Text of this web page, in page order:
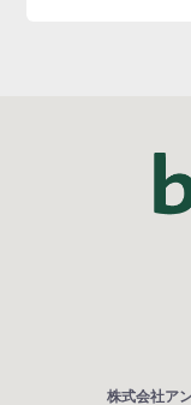
株式会社ア